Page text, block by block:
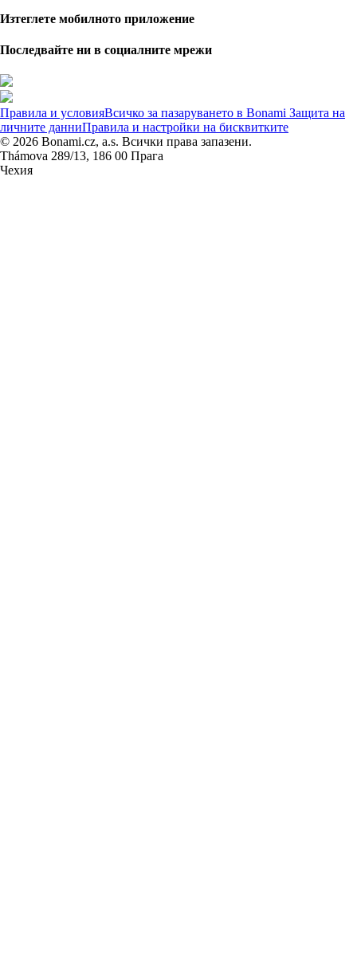
Изтеглете мобилното приложение
Последвайте ни в социалните мрежи
Правила и условияВсичко за пазаруването в Bonami Защита на
личните данниПравила и настройки на бисквитките
© 2026 Bonami.cz, a.s. Всички права запазени.
Thámova 289/13, 186 00 Прага
Чехия